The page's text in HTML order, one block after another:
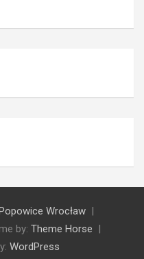
Wrocław
by: Theme Horse
WordPress